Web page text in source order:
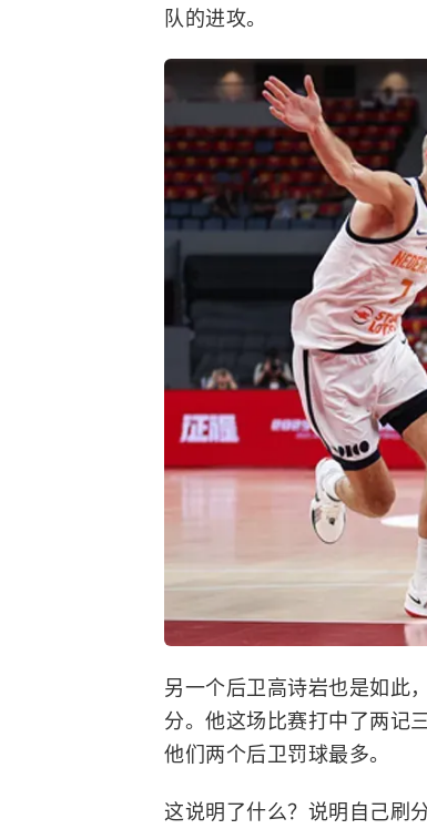
队的进攻。
另一个后卫高诗岩也是如此
分。他这场比赛打中了两记
他们两个后卫罚球最多。
这说明了什么？说明自己刷